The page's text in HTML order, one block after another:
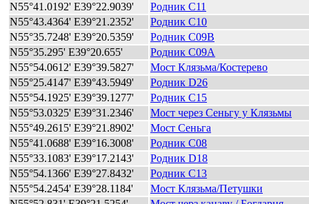
N55°41.0192' E39°22.9039'
Родник C11
N55°43.4364' E39°21.2352'
Родник C10
N55°35.7248' E39°20.5359'
Родник C09B
N55°35.295' E39°20.655'
Родник C09A
N55°54.0612' E39°39.5827'
Мост Клязьма/Костерево
N55°25.4147' E39°43.5949'
Родник D26
N55°54.1925' E39°39.1277'
Родник C15
N55°53.0325' E39°31.2346'
Мост через Сеньгу у Клязьмы
N55°49.2615' E39°21.8902'
Мост Сеньга
N55°41.0688' E39°16.3008'
Родник C08
N55°33.1083' E39°17.2143'
Родник D18
N55°54.1366' E39°27.8432'
Родник C13
N55°54.2454' E39°28.1184'
Мост Клязьма/Петушки